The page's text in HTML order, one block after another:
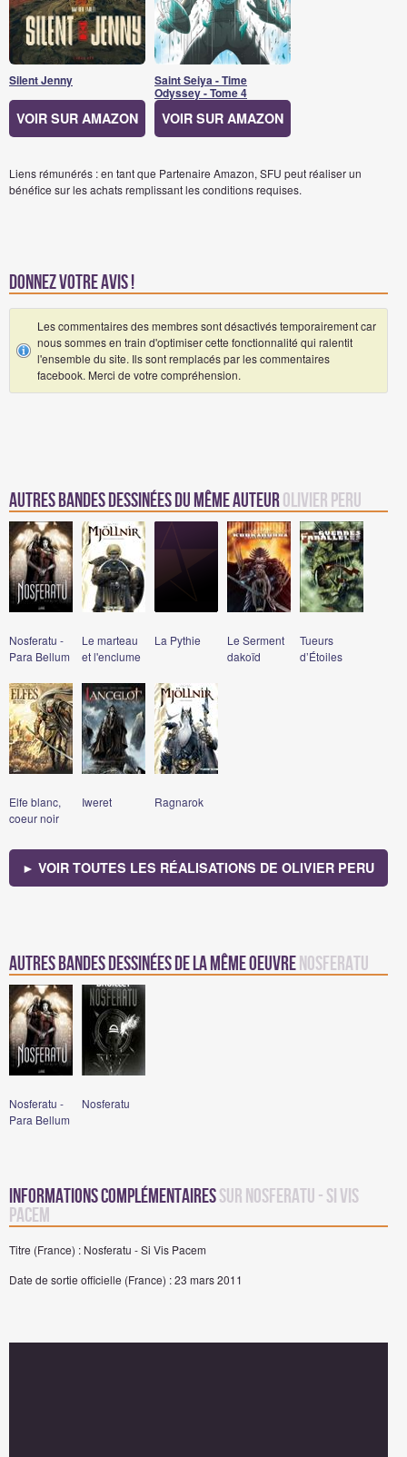
Silent Jenny
VOIR SUR AMAZON
Saint Seiya - Time
Odyssey - Tome 4
VOIR SUR AMAZON
Liens rémunérés : en tant que Partenaire Amazon, SFU peut réaliser un
bénéfice sur les achats remplissant les conditions requises.
Donnez votre avis !
Les commentaires des membres sont désactivés temporairement car
nous sommes en train d'optimiser cette fonctionnalité qui ralentit
l'ensemble du site. Ils sont remplacés par les commentaires
facebook. Merci de votre compréhension.
Autres Bandes Dessinées du même auteurOlivier Peru
Nosferatu -
Para Bellum
Le marteau
et l'enclume
La Pythie
Le Serment
dakoïd
Tueurs
d’Étoiles
Elfe blanc,
coeur noir
Iweret Ragnarok
► VOIR TOUTES LES RÉALISATIONS DE OLIVIER PERU
Autres bandes dessinées de la même oeuvre Nosferatu
Nosferatu -
Para Bellum
Nosferatu
Informations complémentairessur Nosferatu - Si Vis
Pacem
Titre (France) : Nosferatu - Si Vis Pacem
Date de sortie officielle (France) : 23 mars 2011